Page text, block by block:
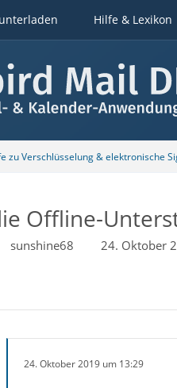
Hilfe & Lexikon
zu Verschlüsselung & elektronische
Offline-
sunshine68 24. Oktober
24. Oktober 2019 um 13:29